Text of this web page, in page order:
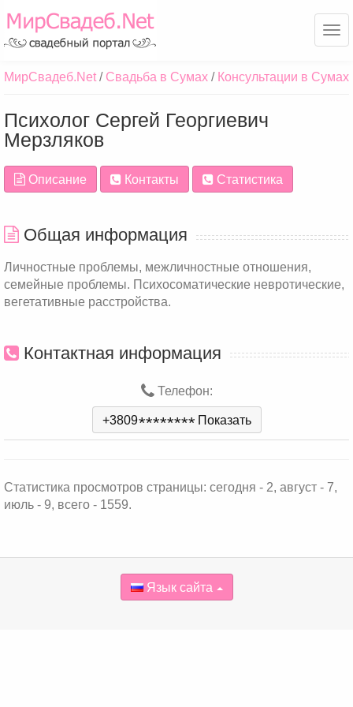
МирСвадеб.Net Свадьба в Сумах Консультации в Сумах
Психолог Сергей Георгиевич
Мерзляков
Описание Контакты Статистика
Общая информация
Личностные проблемы, межличностные отношения,
семейные проблемы. Психосоматические невротические,
вегетативные расстройства.
Контактная информация
Телефон:
+3809******** Показать
Статистика просмотров страницы: сегодня - 2, август - 7,
июль - 9, всего - 1559.
Язык сайта